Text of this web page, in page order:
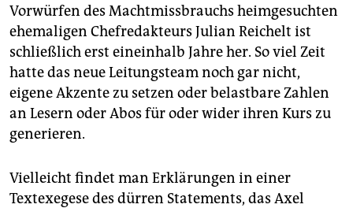
Vorwürfen des Machtmissbrauchs heimgesuchten
ehemaligen Chefredakteurs Julian Reichelt ist
schließlich erst eineinhalb Jahre her. So viel Zeit
hatte das neue Leitungsteam noch gar nicht,
eigene Akzente zu setzen oder belastbare Zahlen
an Lesern oder Abos für oder wider ihren Kurs zu
generieren.
Vielleicht findet man Erklärungen in einer
Textexegese des dürren Statements, das Axel